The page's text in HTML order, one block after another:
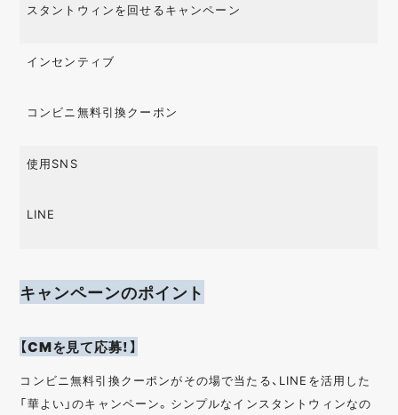
スタントウィンを回せるキャンペーン
インセンティブ
コンビニ無料引換クーポン
使用SNS
LINE
キャンペーンのポイント
【CMを見て応募！】
コンビニ無料引換クーポンがその場で当たる、LINEを活用した
「華よい」のキャンペーン。シンプルなインスタントウィンなの